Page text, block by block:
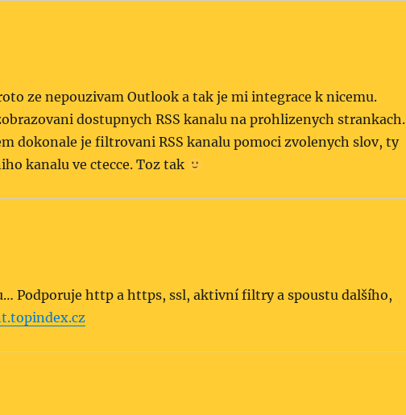
ze nepouzivam Outlook a tak je mi integrace k nicemu.
dostupnych RSS kanalu na prohlizenych strankach.
dokonale je filtrovani RSS kanalu pomoci zvolenych slov, ty
kanalu ve ctecce. Toz tak
Podporuje http a https, ssl, aktivní filtry a spoustu dalšího,